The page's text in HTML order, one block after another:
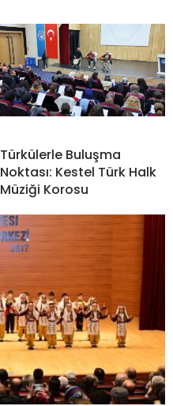
Türkülerle Buluşma
Noktası: Kestel Türk Halk
Müziği Korosu